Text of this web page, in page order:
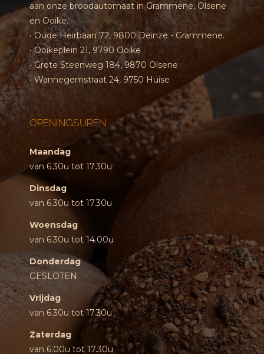
aan onze broodautomaat in Grammene, Olsene
en Ooike.
• Oude Heirbaan 72, 9800 Deinze - Grammene.
• Ooikeplein 21, 9790 Ooike
• Grote Steenweg 184, 9870 Olsene
• Wannegemstraat 24, 9750 Huise
OPENINGSUREN
Maandag
van 6.30u tot 17.30u
Dinsdag
van 6.30u tot 17.30u
Woensdag
van 6.30u tot 14.00u
Donderdag
GESLOTEN
Vrijdag
van 6.30u tot 17.30u
Zaterdag
van 6.00u tot 17.30u